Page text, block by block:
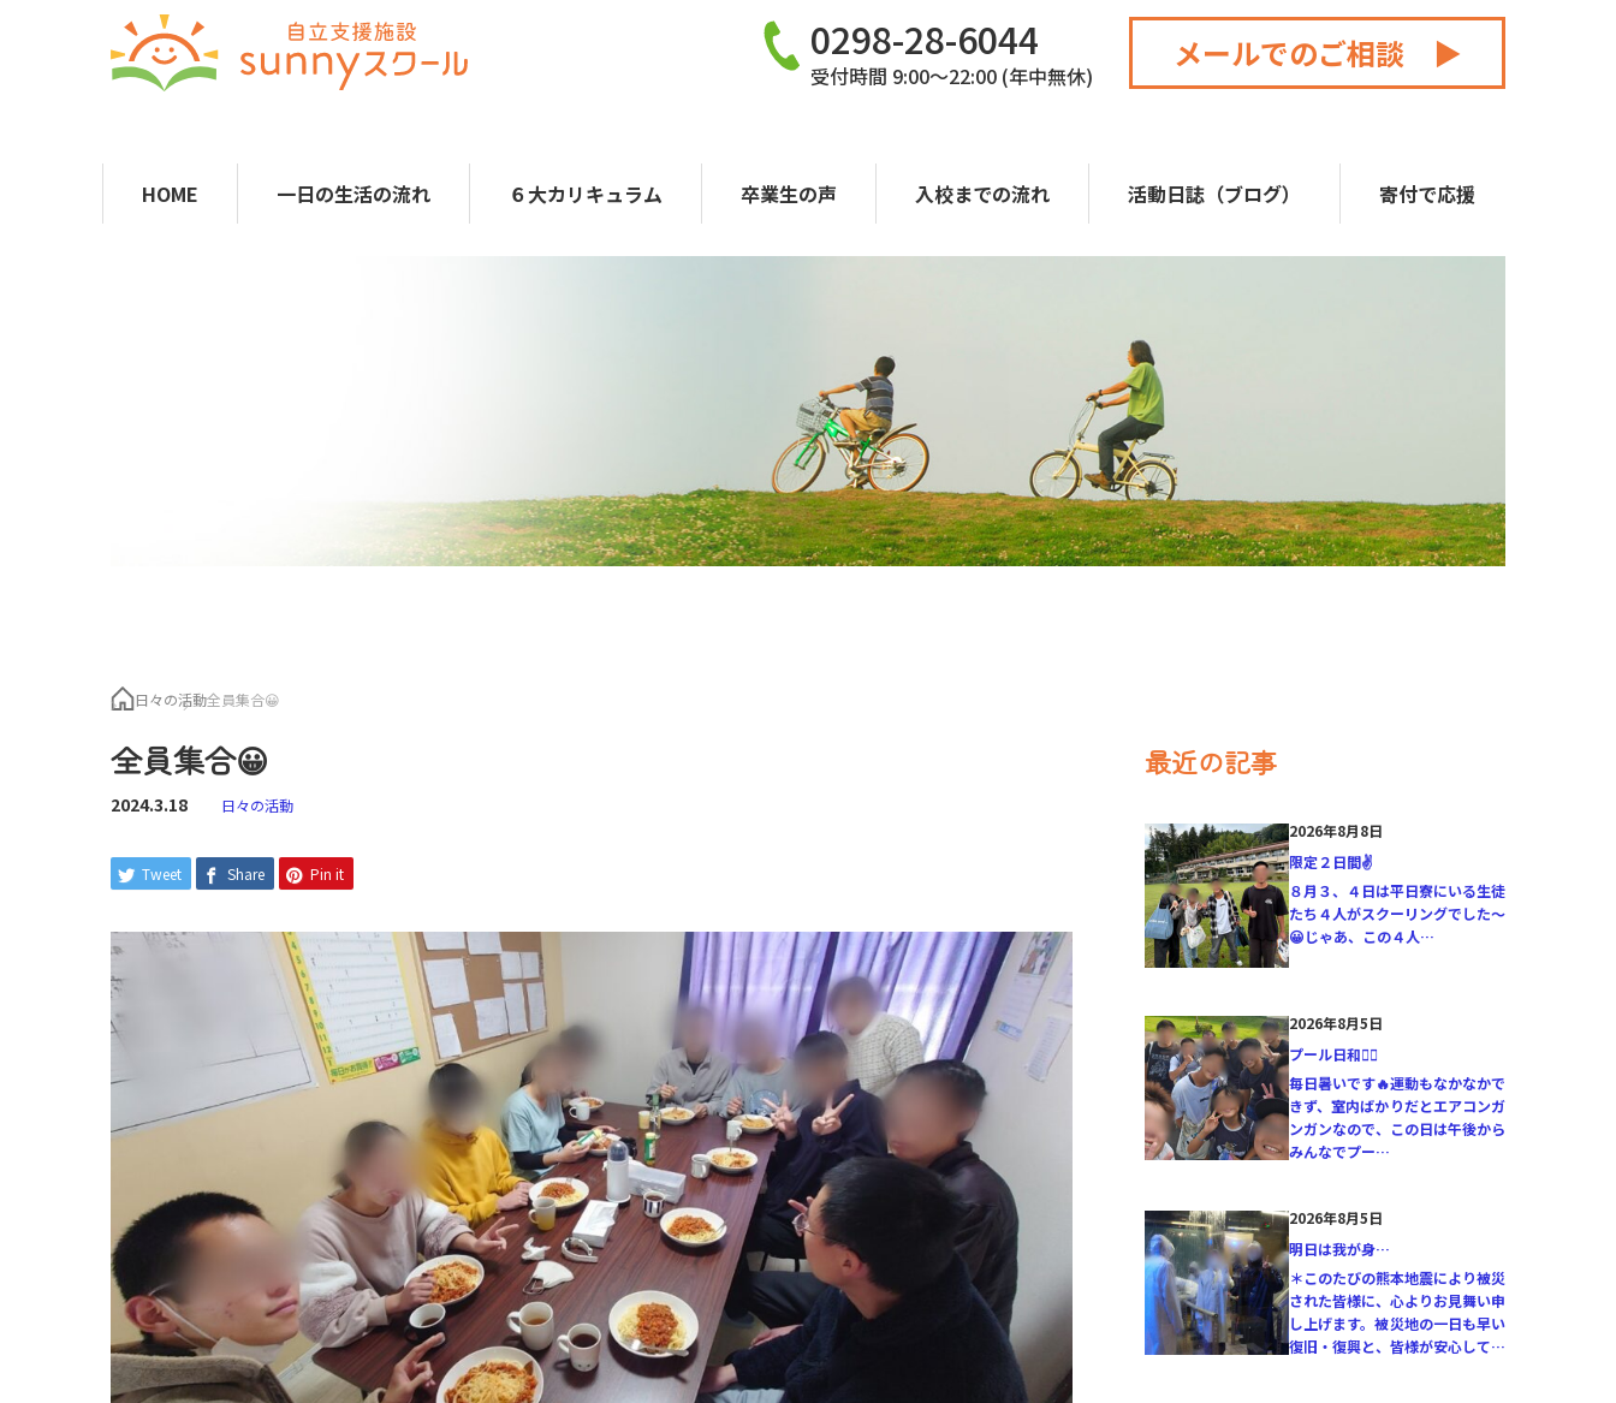
0298-28-6044
受付時間 9:00〜22:00 (年中無休)
メールでのご相談 ▶
HOME 一日の生活の流れ ６大カリキュラム 卒業生の声 入校までの流れ 活動日誌（ブログ） 寄付で応援
日々の活動全員集合😀
全員集合😀
2024.3.18 日々の活動
Tweet Share Pin it
最近の記事
2026年8月8日
限定２日間✌️
８月３、４日は平日寮にいる生徒
たち４人がスクーリングでした〜
😀じゃあ、この４人…
2026年8月5日
プール日和🏊‍♂️
毎日暑いです🔥運動もなかなかで
きず、室内ばかりだとエアコンガ
ンガンなので、この日は午後から
みんなでプー…
2026年8月5日
明日は我が身…
＊このたびの熊本地震により被災
された皆様に、心よりお見舞い申
し上げます。被災地の一日も早い
復旧・復興と、皆様が安心して…